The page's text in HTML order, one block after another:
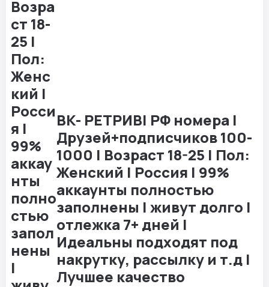
ВК- РЕТРИВ| РФ номера |
Друзей+подписчиков 100-
1000 | Возраст 18-25 | Пол:
Женский | Россия | 99%
аккаунты полностью
заполнены | живут долго |
отлежка 7+ дней |
Идеальны подходят под
накрутку, рассылку и т.д |
Лучшее качество